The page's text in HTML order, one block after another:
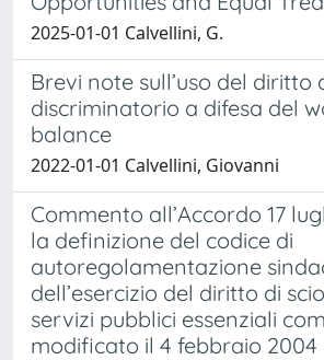
2025-01-01 Calvellini, G.
Brevi note sull’uso del diritto
discriminatorio a difesa del
balance
2022-01-01 Calvellini, Giovanni
Commento all’Accordo 17
la definizione del codice di
autoregolamentazione
dell’esercizio del diritto di
servizi pubblici essenziali
modificato il 4 febbraio 2004